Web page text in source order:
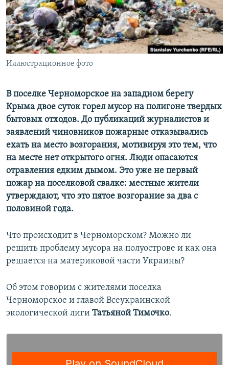
ПОБЕДИТЕЛЕЙ НЕ СУДЯТ?
КРЫМ.НЕПОКОРЕННЫЙ
ELIFBE
УКРАИНСКАЯ ПРОБЛЕМА КРЫМА
ПРИСОЕДИНЯЙТЕСЬ!
Иллюстрационное фото
В поселке Черноморское на западном берегу
Крыма двое суток горел мусор на полигоне твердых
бытовых отходов. До публикаций журналистов и
заявлений чиновников пожарные отказывались
ехать на место возгорания, мотивируя это тем, что
на месте нет открытого огня. Люди опасаются
отравления едким дымом. Это уже не первый
пожар на поселковой свалке: местные жители
утверждают, что это пятое возгорание за два с
половиной года.
Что происходит в Черноморском? Можно ли
решить проблему мусора на полуострове и как она
решается на материковой части Украины?
Об этом говорим с жителями поселка
Черноморское и главой Всеукраинской
экологической лиги Татьяной Тимочко.